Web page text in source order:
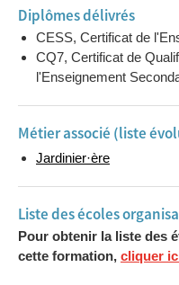
Diplômes délivrés
CESS, Certificat de
CQ7, Certificat de
l'Enseignement
Métier associé (liste
Jardinier·ère
Liste des écoles
Pour obtenir la liste des
cette formation, cliquer